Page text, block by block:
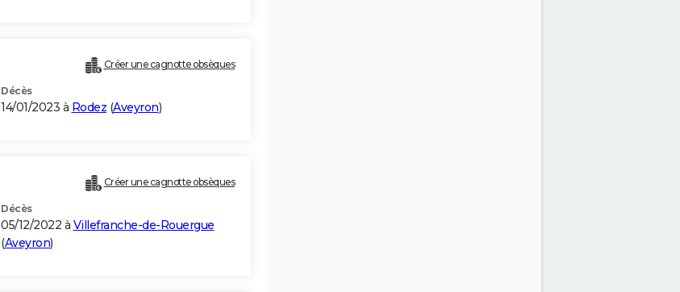
Créer une cagnotte obsèques
Décès
14/01/2023 à Rodez (Aveyron)
Créer une cagnotte obsèques
Décès
05/12/2022 à Villefranche-de-Rouergue
(Aveyron)